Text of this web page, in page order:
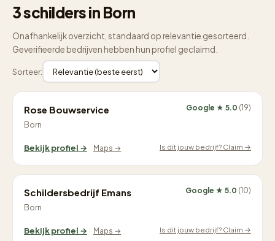
3 schilders in Born
Onafhankelijk overzicht, standaard op relevantie gesorteerd.
Geverifieerde bedrijven hebben hun profiel geclaimd.
Sorteer:
Rose Bouwservice
Born
Google ★ 5.0 (19)
Bekijk profiel → Maps → Is dit jouw bedrijf? Claim →
Schildersbedrijf Emans
Born
Google ★ 5.0 (10)
Bekijk profiel → Maps → Is dit jouw bedrijf? Claim →